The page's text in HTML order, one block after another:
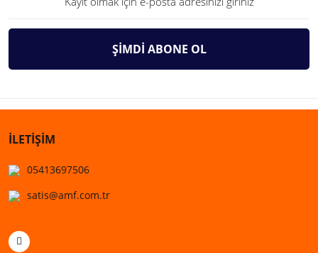
ŞİMDİ ABONE OL
İLETİŞİM
05413697506
satis@amf.com.tr